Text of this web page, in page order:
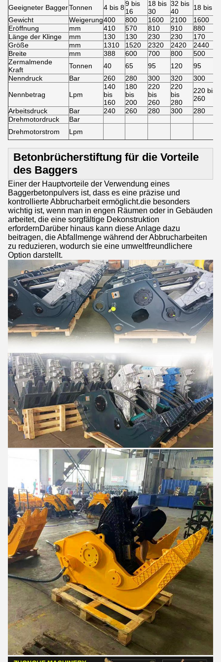
Geeigneter BaggerTonnen 4 bis 89 bis
16
18 bis
30
32 bis
40
18 bis
Gewicht
Weigerung400 800 1600 2100
1600
Eröffnung
mm 410 570 810 910
880
Länge der Klinge
mm 130 130 230 230
170
Größe
mm 1310 1520 2320 2420
2440
Breite
mm 388 600 700 800
500
Zermalmende
Kraft
Tonnen 40 65 95 120
95
Nenndruck
Bar 260 280 300 320 300
Nennbetrag Lpm
140
bis
160
180
bis
200
220
bis
260
220
bis
280
220 bis
260
Arbeitsdruck
Bar 240 260 280 300
280
Drehmotordruck
Bar
Drehmotorstrom
Lpm
Betonbrücherstiftung für die Vorteile
des Baggers
Einer der Hauptvorteile der Verwendung eines
Baggerbetonpulvers ist, dass es eine präzise und
kontrollierte Abbrucharbeit ermöglicht.die besonders
wichtig ist, wenn man in engen Räumen oder in Gebäuden
arbeitet, die eine sorgfältige Dekonstruktion
erfordernDarüber hinaus kann diese Anlage dazu
beitragen, die Abfallmenge während der Abbrucharbeiten
zu reduzieren, wodurch sie eine umweltfreundlichere
Option darstellt.